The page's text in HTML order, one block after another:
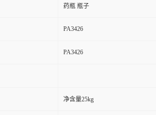
药瓶 瓶子
PA3426
PA3426
净含量25kg